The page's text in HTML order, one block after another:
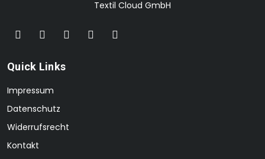
Textil Cloud GmbH
Quick Links
Impressum
Datenschutz
Widerrufsrecht
Kontakt